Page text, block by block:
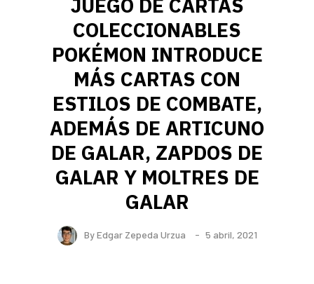
COLECCIONABLES
POKÉMON INTRODUCE
MÁS CARTAS CON
ESTILOS DE COMBATE,
ADEMÁS DE ARTICUNO
DE GALAR, ZAPDOS DE
GALAR Y MOLTRES DE
GALAR
ByEdgar Zepeda Urzua 5 abril, 2021